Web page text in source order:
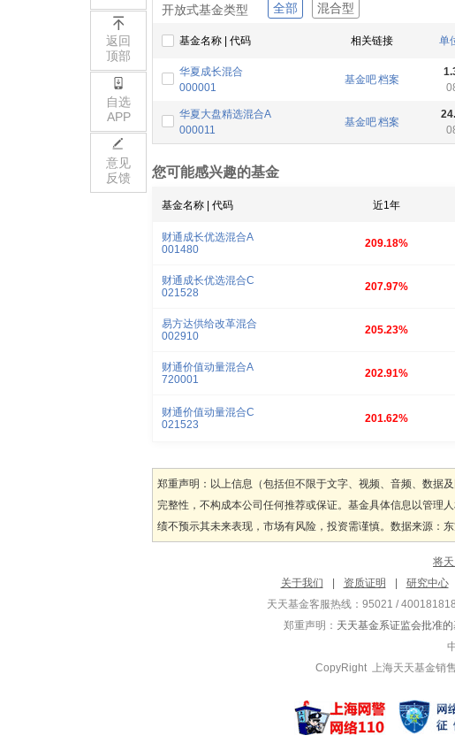
返回
顶部
自选
APP
意见
反馈
开放式基金类型 全部 混合型
基金名称 | 代码 相关链接 单
华夏成长混合
000001
基金吧档案
华夏大盘精选混合A
000011
基金吧档案
您可能感兴趣的基金
基金名称 | 代码 近1年
财通成长优选混合A
001480
209.18%
财通成长优选混合C
021528
207.97%
易方达供给改革混合
002910
205.23%
财通价值动量混合A
720001
202.91%
财通价值动量混合C
021523
201.62%
郑重声明：以上信息（包括但不限于文字、视频、音频、数据
完整性，不构成本公司任何推荐或保证。基金具体信息以管理
绩不预示其未来表现，市场有风险，投资需谨慎。数据来源：东
将
关于我们
资质证明 研究中心
天天基金客服热线：95021 /
郑重声明： 天天基金系证监会批准
CopyRight 上海天天基金销